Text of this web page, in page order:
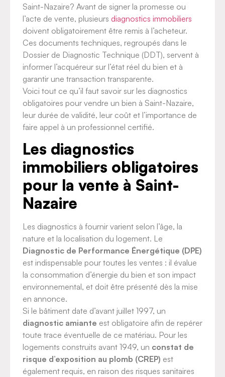
Saint-Nazaire? Avant de signer la promesse ou
l’acte de vente, plusieurs diagnostics immobiliers
doivent obligatoirement être remis à l’acheteur.
Ces documents techniques, regroupés dans le
Dossier de Diagnostic Technique (DDT), servent à
informer l’acquéreur sur l’état réel du bien et à
garantir une transaction transparente.
Voici tout ce qu’il faut savoir sur les diagnostics
obligatoires pour vendre un bien à Saint-Nazaire,
leur durée de validité, leur coût et l’importance de
faire appel à un professionnel certifié.
Les diagnostics
immobiliers obligatoires
pour la vente à Saint-
Nazaire
Les diagnostics à fournir varient selon l’âge, la
nature et la localisation du logement. Le
Diagnostic de Performance Énergétique (DPE)
est indispensable pour toutes les ventes : il évalue
la consommation d’énergie du bien et son impact
environnemental, et doit être présenté dès la mise
en annonce.
Si le bâtiment date d’avant juillet 1997, un
diagnostic amiante est obligatoire afin de repérer
toute trace éventuelle de ce matériau. Pour les
logements construits avant 1949, un constat de
risque d’exposition au plomb (CREP) est
également requis, en raison des risques sanitaires